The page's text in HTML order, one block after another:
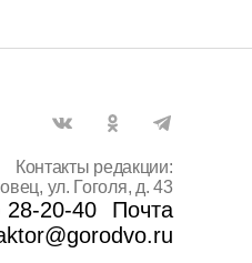
Контакты редакции:
ул. Гоголя, д. 43
28-20-40
Почта